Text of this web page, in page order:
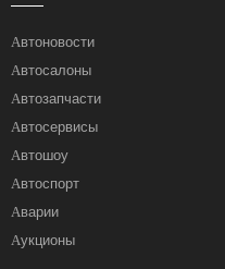
Автоновости
Автосалоны
Автозапчасти
Автосервисы
Автошоу
Автоспорт
Аварии
Аукционы